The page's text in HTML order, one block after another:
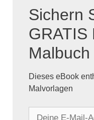
Sichern
GRATIS
Malbuch
Dieses eBook
Malvorlagen